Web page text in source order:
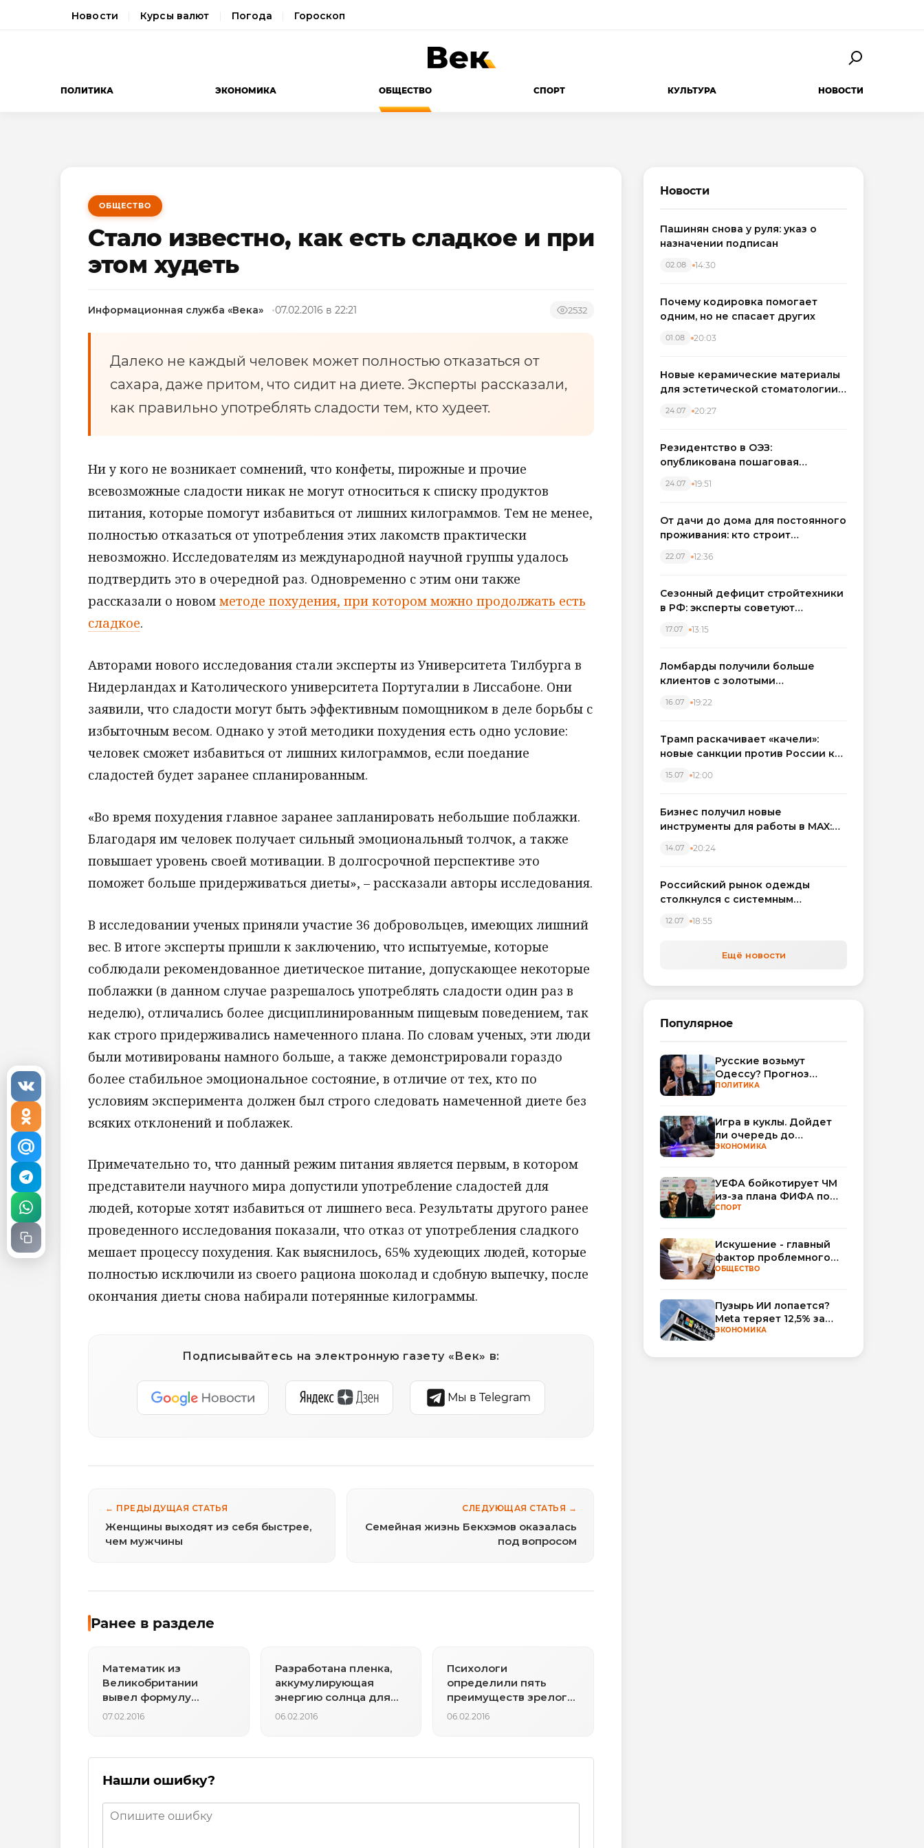
Новости Курсы валют Погода Гороскоп
ПОЛИТИКА ЭКОНОМИКА ОБЩЕСТВО СПОРТ КУЛЬТУРА НОВОСТИ
ОБЩЕСТВО
Стало известно, как есть сладкое и при
этом худеть
Информационная служба «Века» 07.02.2016 в 22:21 2532
Далеко не каждый человек может полностью отказаться от
сахара, даже притом, что сидит на диете. Эксперты рассказали,
как правильно употреблять сладости тем, кто худеет.
Ни у кого не возникает сомнений, что конфеты, пирожные и прочие
всевозможные сладости никак не могут относиться к списку продуктов
питания, которые помогут избавиться от лишних килограммов. Тем не менее,
полностью отказаться от употребления этих лакомств практически
невозможно. Исследователям из международной научной группы удалось
подтвердить это в очередной раз. Одновременно с этим они также
рассказали о новом методе похудения, при котором можно продолжать есть
сладкое.
Авторами нового исследования стали эксперты из Университета Тилбурга в
Нидерландах и Католического университета Португалии в Лиссабоне. Они
заявили, что сладости могут быть эффективным помощником в деле борьбы с
избыточным весом. Однако у этой методики похудения есть одно условие:
человек сможет избавиться от лишних килограммов, если поедание
сладостей будет заранее спланированным.
«Во время похудения главное заранее запланировать небольшие поблажки.
Благодаря им человек получает сильный эмоциональный толчок, а также
повышает уровень своей мотивации. В долгосрочной перспективе это
поможет больше придерживаться диеты», – рассказали авторы исследования.
В исследовании ученых приняли участие 36 добровольцев, имеющих лишний
вес. В итоге эксперты пришли к заключению, что испытуемые, которые
соблюдали рекомендованное диетическое питание, допускающее некоторые
поблажки (в данном случае разрешалось употреблять сладости один раз в
неделю), отличались более дисциплинированным пищевым поведением, так
как строго придерживались намеченного плана. По словам ученых, эти люди
были мотивированы намного больше, а также демонстрировали гораздо
более стабильное эмоциональное состояние, в отличие от тех, кто по
условиям эксперимента должен был строго следовать намеченной диете без
всяких отклонений и поблажек.
Примечательно то, что данный режим питания является первым, в котором
представители научного мира допустили употребление сладостей для
людей, которые хотят избавиться от лишнего веса. Результаты другого ранее
проведенного исследования показали, что отказ от употребления сладкого
мешает процессу похудения. Как выяснилось, 65% худеющих людей, которые
полностью исключили из своего рациона шоколад и сдобную выпечку, после
окончания диеты снова набирали потерянные килограммы.
Подписывайтесь на электронную газету «Век» в:
Мы в Telegram
← ПРЕДЫДУЩАЯ СТАТЬЯ
Женщины выходят из себя быстрее,
чем мужчины
СЛЕДУЮЩАЯ СТАТЬЯ →
Семейная жизнь Бекхэмов оказалась
под вопросом
Ранее в разделе
Математик из
Великобритании
вывел формулу
провала заговора
07.02.2016
Разработана пленка,
аккумулирующая
энергию солнца для
обогрева
06.02.2016
Пcихологи
определили пять
преимуществ зрелого
возраста
06.02.2016
Нашли ошибку?
Новости
Пашинян снова у руля: указ о
назначении подписан
02.08 14:30
Почему кодировка помогает
одним, но не спасает других
01.08 20:03
Новые керамические материалы
для эстетической стоматологии
24.07 20:27
Резидентство в ОЭЗ:
опубликована пошаговая
налоговых льгот для инвесторов
24.07 19:51
От дачи до дома для постоянного
проживания: кто строит
Западном регионе
22.07 12:36
Сезонный дефицит стройтехники
в РФ: эксперты советуют
17.07 13:15
Ломбарды получили больше
клиентов с золотыми
вырос на фоне подорожания
16.07 19:22
Трамп раскачивает «качели»:
новые санкции против России как
15.07 12:00
Бизнес получил новые
инструменты для работы в MAX:
автоматизируют обработку
14.07 20:24
Российский рынок одежды
столкнулся с системным
12.07 18:55
Ещё новости
Популярное
Русские возьмут
Одессу? Прогноз
Миршаймера
ПОЛИТИКА
Игра в куклы. Дойдет
ли очередь до
Миллера?
ЭКОНОМИКА
УЕФА бойкотирует ЧМ
из-за плана ФИФА по
привлечению частных
СПОРТ
Искушение - главный
фактор проблемного
использования
ОБЩЕСТВО
Пузырь ИИ лопается?
Meta теряет 12,5% за
неделю, а Microsoft и
ЭКОНОМИКА